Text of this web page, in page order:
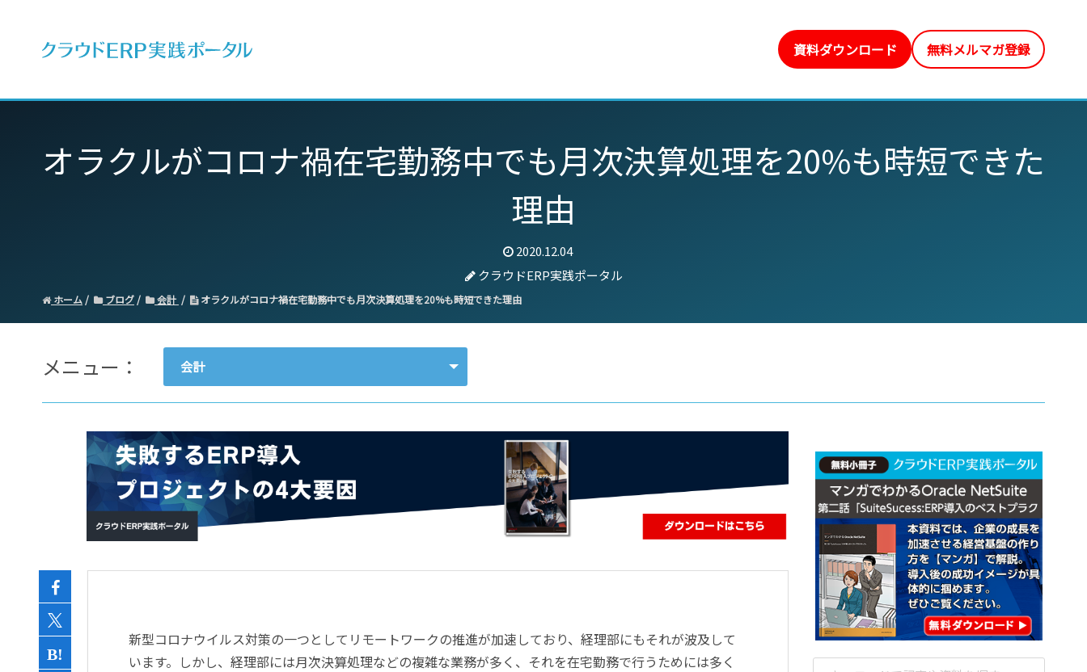
資料ダウンロード 無料メルマガ登録
オラクルがコロナ禍在宅勤務中でも月次決算処理を20%も時短できた
理由
2020.12.04
クラウドERP実践ポータル
ホーム ブログ 会計 オラクルがコロナ禍在宅勤務中でも月次決算処理を20%も時短できた理由
メニュー： 会計
会計
経営／業績管理
サプライチェーン／生産管理
CRM／営業支援／Eコマース
データ分析／BI
新型コロナウイルス対策の一つとしてリモートワークの推進が加速しており、経理部にもそれが波及して
います。しかし、経理部には月次決算処理などの複雑な業務が多く、それを在宅勤務で行うためには多く